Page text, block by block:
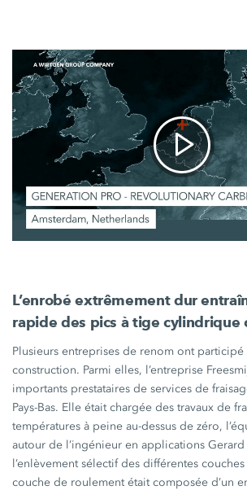
L’enrobé extrêmement dur
rapide des pics à tige cylindrique
Plusieurs entreprises de renom ont participé
construction. Parmi elles, l’entreprise
importants prestataires de services de
Pays-Bas. Elle était chargée des travaux de
températures à peine au-dessus de zéro,
autour de l’ingénieur en applications
l’enlèvement sélectif des différentes couches
couche de roulement était composée d’un